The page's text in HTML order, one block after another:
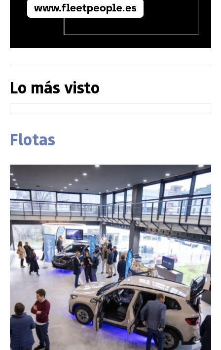
Lo más visto
Flotas